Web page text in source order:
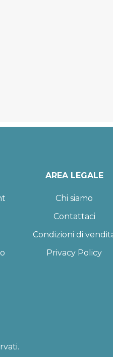
AREA LEGALE
Chi siamo
Contattaci
Condizioni di
Privacy Policy